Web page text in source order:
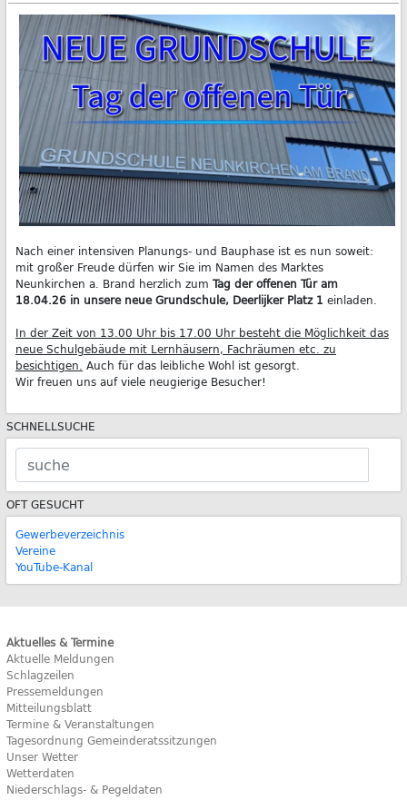
Nach einer intensiven Planungs- und Bauphase ist es nun soweit:
mit großer Freude dürfen wir Sie im Namen des Marktes
Neunkirchen a. Brand herzlich zum Tag der offenen Tür am
18.04.26 in unsere neue Grundschule, Deerlijker Platz 1 einladen.
In der Zeit von 13.00 Uhr bis 17.00 Uhr besteht die Möglichkeit das
neue Schulgebäude mit Lernhäusern, Fachräumen etc. zu
besichtigen. Auch für das leibliche Wohl ist gesorgt.
Wir freuen uns auf viele neugierige Besucher!
SCHNELLSUCHE
OFT GESUCHT
Gewerbeverzeichnis
Vereine
YouTube-Kanal
Aktuelles & Termine
Aktuelle Meldungen
Schlagzeilen
Pressemeldungen
Mitteilungsblatt
Termine & Veranstaltungen
Tagesordnung Gemeinderatssitzungen
Unser Wetter
Wetterdaten
Niederschlags- & Pegeldaten